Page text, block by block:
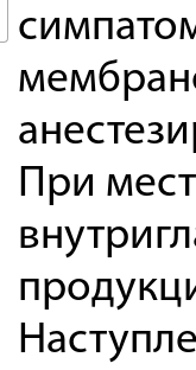
При